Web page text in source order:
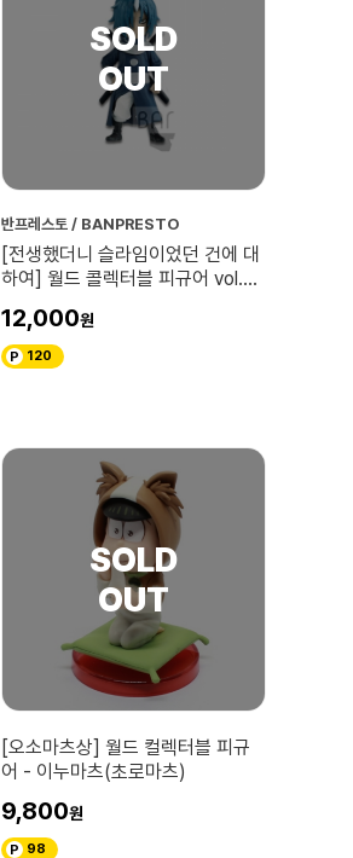
반프레스토 / BANPRESTO
[전생했더니 슬라임이었던 건에 대
하여] 월드 콜렉터블 피규어 vol.2
12,000
120
[오소마츠상] 월드 컬렉터블 피규
어 - 이누마츠(초로마츠)
9,800
98